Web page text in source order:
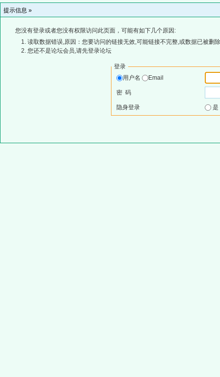
提示信息 »
您没有登录或者您没有权限访问此页面，可能有如下几个原因:
读取数据错误,原因：您要访问的链接无效,可能链接不完整,或数据已被删
您还不是论坛会员,请先登录论坛
登录
用户名
Email
密 码
隐身登录